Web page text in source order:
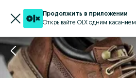
Продолжить в приложении
Открывайте OLX одним касанием